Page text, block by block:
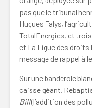
pas que le tribunal
Hugues Falys,
TotalEnergies, et trois
et La Ligue des droits
message de rappel à
Sur une banderole
caisse géant.
Bill(l’addition des